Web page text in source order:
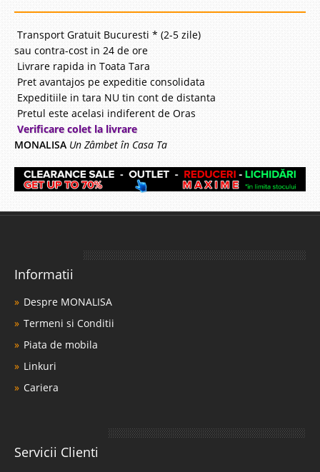
indisponibil - furnizor delistat
Adauga la Favorite
-10%
Coltar Extensibil Prima
proiectare si design din domeniul canapele si coltare extensibile sau fixe.
Transport Gratuit Bucuresti * (2-5 zile)
sau contra-cost in 24 de ore
Livrare rapida in Toata Tara
Pret avantajos pe expeditie consolidata
Expeditiile in tara NU tin cont de distanta
Pretul este acelasi indiferent de Oras
Verificare colet la livrare
MONALISA Un Zâmbet în Casa Ta
Informatii
Despre MONALISA
Termeni si Conditii
Piata de mobila
Linkuri
Cariera
Servicii Clienti